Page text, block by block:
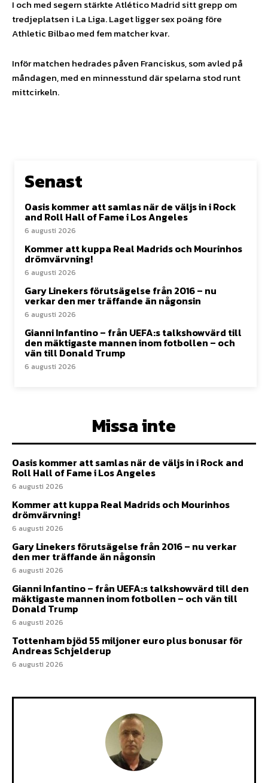
I och med segern stärkte Atlético Madrid sitt grepp om
tredjeplatsen i La Liga. Laget ligger sex poäng före
Athletic Bilbao med fem matcher kvar.
Inför matchen hedrades påven Franciskus, som avled på
måndagen, med en minnesstund där spelarna stod runt
mittcirkeln.
Senast
Oasis kommer att samlas när de väljs in i Rock
and Roll Hall of Fame i Los Angeles
6 augusti 2026
Kommer att kuppa Real Madrids och Mourinhos
drömvärvning!
6 augusti 2026
Gary Linekers förutsägelse från 2016 – nu
verkar den mer träffande än någonsin
6 augusti 2026
Gianni Infantino – från UEFA:s talkshowvärd till
den mäktigaste mannen inom fotbollen – och
vän till Donald Trump
6 augusti 2026
Missa inte
Oasis kommer att samlas när de väljs in i Rock and
Roll Hall of Fame i Los Angeles
6 augusti 2026
Kommer att kuppa Real Madrids och Mourinhos
drömvärvning!
6 augusti 2026
Gary Linekers förutsägelse från 2016 – nu verkar
den mer träffande än någonsin
6 augusti 2026
Gianni Infantino – från UEFA:s talkshowvärd till den
mäktigaste mannen inom fotbollen – och vän till
Donald Trump
6 augusti 2026
Tottenham bjöd 55 miljoner euro plus bonusar för
Andreas Schjelderup
6 augusti 2026